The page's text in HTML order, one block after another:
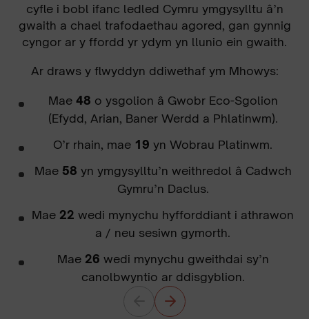
cyfle i bobl ifanc ledled Cymru ymgysylltu â’n
gwaith a chael trafodaethau agored, gan gynnig
cyngor ar y ffordd yr ydym yn llunio ein gwaith.
Ar draws y flwyddyn ddiwethaf ym Mhowys:
Mae 48 o ysgolion â Gwobr Eco-Sgolion
(Efydd, Arian, Baner Werdd a Phlatinwm).
O’r rhain, mae 19 yn Wobrau Platinwm.
Mae 58 yn ymgysylltu’n weithredol â Cadwch
Gymru’n Daclus.
Mae 22 wedi mynychu hyfforddiant i athrawon
a / neu sesiwn gymorth.
Mae 26 wedi mynychu gweithdai sy’n
canolbwyntio ar ddisgyblion.